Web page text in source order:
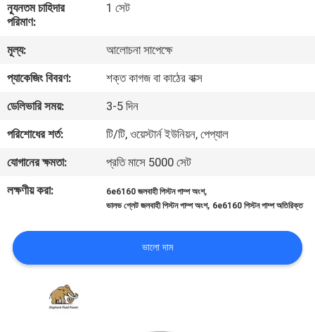
কারখানা
ভ্রমণ
মান
নিয়ন্ত্রণ
যোগাযোগ
করুন
খবর
কেস
ন্যূনতম চাহিদার
পরিমাণ:
1 সেট
মূল্য:
আলোচনা সাপেক্ষে
প্যাকেজিং বিবরণ:
শক্ত কাগজ বা কাঠের বাক্স
ডেলিভারি সময়:
3-5 দিন
পরিশোধের শর্ত:
টি/টি, ওয়েস্টার্ন ইউনিয়ন, পেপ্যাল
যোগানের ক্ষমতা:
প্রতি মাসে 5000 সেট
লক্ষণীয় করা:
6e6160 জলবাহী পিস্টন পাম্প অংশ,
ভালভ প্লেট জলবাহী পিস্টন পাম্প অংশ, 6e6160 পিস্টন পাম্প অতিরিক্ত
ভালো দাম